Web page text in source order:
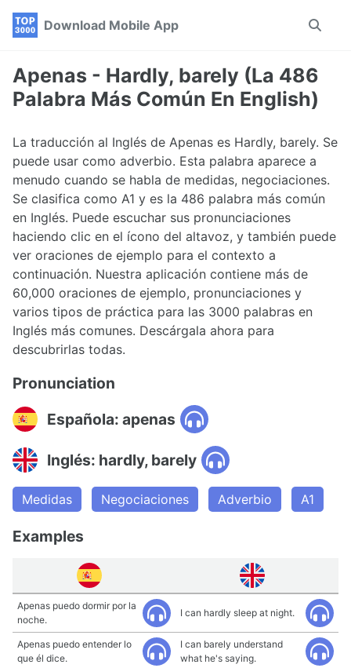
Skip
navigation
Skip
Skip
Download Mobile App
Toggle
Apenas - Hardly, barely (La 486
Palabra Más Común En English)
La traducción al Inglés de Apenas es Hardly, barely. Se
puede usar como adverbio. Esta palabra aparece a
menudo cuando se habla de medidas, negociaciones.
Se clasifica como A1 y es la 486 palabra más común
en Inglés. Puede escuchar sus pronunciaciones
haciendo clic en el ícono del altavoz, y también puede
ver oraciones de ejemplo para el contexto a
continuación. Nuestra aplicación contiene más de
60,000 oraciones de ejemplo, pronunciaciones y
varios tipos de práctica para las 3000 palabras en
Inglés más comunes. Descárgala ahora para
descubrirlas todas.
Pronunciation
Española: apenas
Inglés: hardly, barely
Medidas Negociaciones Adverbio A1
Examples
Apenas puedo dormir por la
noche.
I can hardly sleep at night.
Apenas puedo entender lo
que él dice.
I can barely understand
what he's saying.